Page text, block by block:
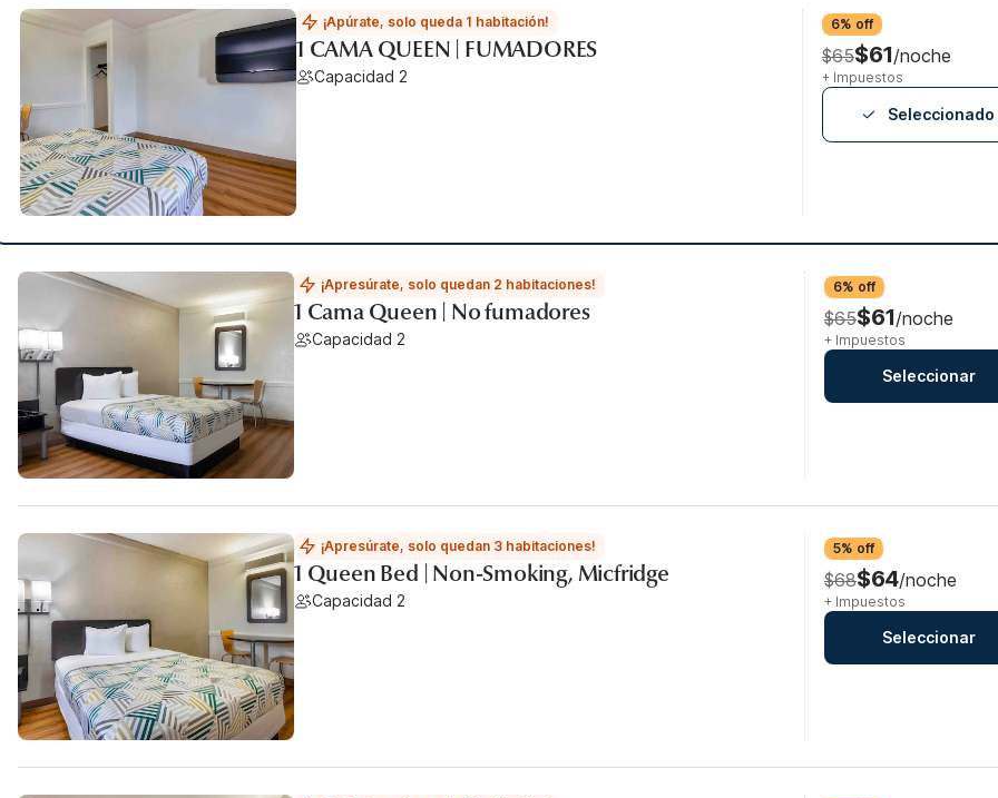
¡Apúrate, solo queda 1 habitación!
1 CAMA QUEEN | FUMADORES
Capacidad 2
6% off
$65$61/noche
+ Impuestos
Seleccionado
¡Apresúrate, solo quedan 2 habitaciones!
1 Cama Queen | No fumadores
Capacidad 2
6% off
$65$61/noche
+ Impuestos
Seleccionar
¡Apresúrate, solo quedan 3 habitaciones!
1 Queen Bed | Non-Smoking, Micfridge
Capacidad 2
5% off
$68$64/noche
+ Impuestos
Seleccionar